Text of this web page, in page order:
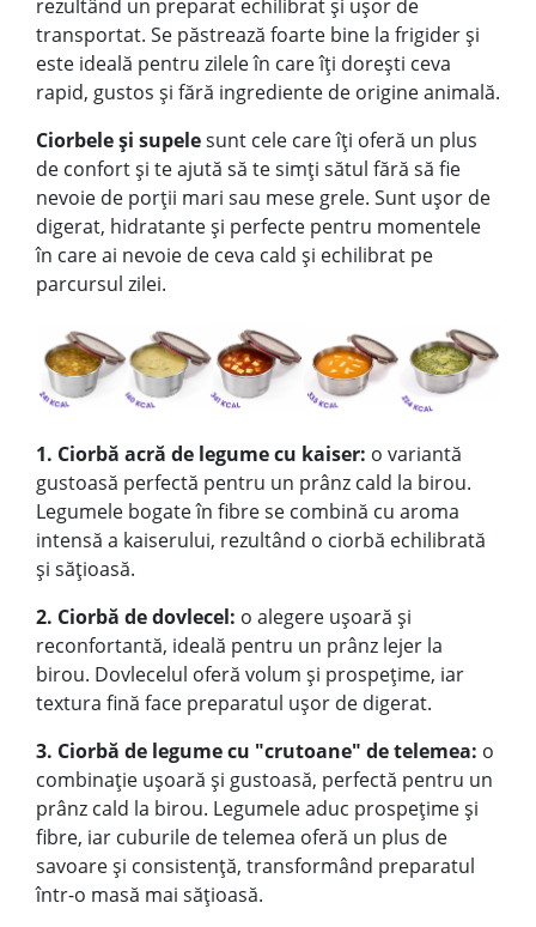
rezultând un preparat echilibrat și ușor de
transportat. Se păstrează foarte bine la frigider și
este ideală pentru zilele în care îți dorești ceva
rapid, gustos și fără ingrediente de origine animală.
Ciorbele și supelesunt cele care îți oferă un plus
de confort și te ajută să te simți sătul fără să fie
nevoie de porții mari sau mese grele. Sunt ușor de
digerat, hidratante și perfecte pentru momentele
în care ai nevoie de ceva cald și echilibrat pe
parcursul zilei.
1. Ciorbă acră de legume cu kaiser: o variantă
gustoasă perfectă pentru un prânz cald la birou.
Legumele bogate în fibre se combină cu aroma
intensă a kaiserului, rezultând o ciorbă echilibrată
și sățioasă.
2. Ciorbă de dovlecel: o alegere ușoară și
reconfortantă, ideală pentru un prânz lejer la
birou. Dovlecelul oferă volum și prospețime, iar
textura fină face preparatul ușor de digerat.
3. Ciorbă de legume cu "crutoane" de telemea: o
combinație ușoară și gustoasă, perfectă pentru un
prânz cald la birou. Legumele aduc prospețime și
fibre, iar cuburile de telemea oferă un plus de
savoare și consistență, transformând preparatul
într-o masă mai sățioasă.